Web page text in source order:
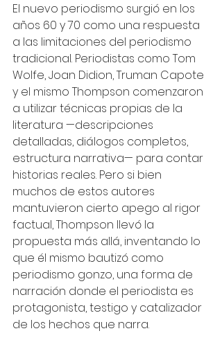
El nuevo periodismo surgió en los
años 60 y 70 como una respuesta
a las limitaciones del periodismo
tradicional. Periodistas como Tom
Wolfe, Joan Didion, Truman Capote
y el mismo Thompson comenzaron
a utilizar técnicas propias de la
literatura —descripciones
detalladas, diálogos completos,
estructura narrativa— para contar
historias reales. Pero si bien
muchos de estos autores
mantuvieron cierto apego al rigor
factual, Thompson llevó la
propuesta más allá, inventando lo
que él mismo bautizó como
periodismo gonzo, una forma de
narración donde el periodista es
protagonista, testigo y catalizador
de los hechos que narra.